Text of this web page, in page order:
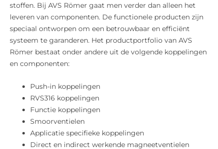
stoffen. Bij AVS Römer gaat men verder dan alleen het
leveren van componenten. De functionele producten zijn
speciaal ontworpen om een betrouwbaar en efficiënt
systeem te garanderen. Het productportfolio van AVS
Römer bestaat onder andere uit de volgende koppelingen
en componenten:
Push-in koppelingen
RVS316 koppelingen
Functie koppelingen
Smoorventielen
Applicatie specifieke koppelingen
Direct en indirect werkende magneetventielen